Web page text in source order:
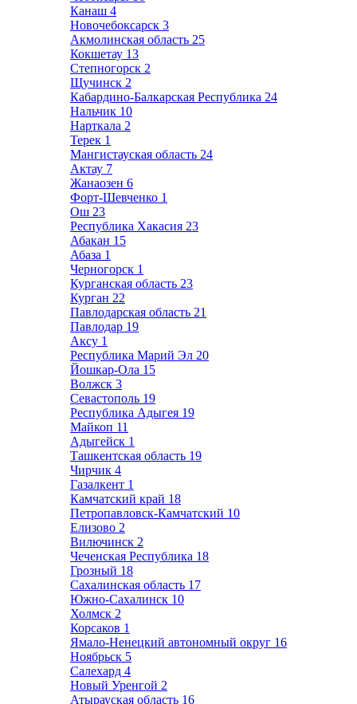
Канаш 4
Новочебоксарск 3
Акмолинская область 25
Кокшетау 13
Степногорск 2
Щучинск 2
Кабардино-Балкарская Республика 24
Нальчик 10
Нарткала 2
Терек 1
Мангистауская область 24
Актау 7
Жанаозен 6
Форт-Шевченко 1
Ош 23
Республика Хакасия 23
Абакан 15
Абаза 1
Черногорск 1
Курганская область 23
Курган 22
Павлодарская область 21
Павлодар 19
Аксу 1
Республика Марий Эл 20
Йошкар-Ола 15
Волжск 3
Севастополь 19
Республика Адыгея 19
Майкоп 11
Адыгейск 1
Ташкентская область 19
Чирчик 4
Газалкент 1
Камчатский край 18
Петропавловск-Камчатский 10
Елизово 2
Вилючинск 2
Чеченская Республика 18
Грозный 18
Сахалинская область 17
Южно-Сахалинск 10
Холмск 2
Корсаков 1
Ямало-Ненецкий автономный округ 16
Ноябрьск 5
Салехард 4
Новый Уренгой 2
Атырауская область 16